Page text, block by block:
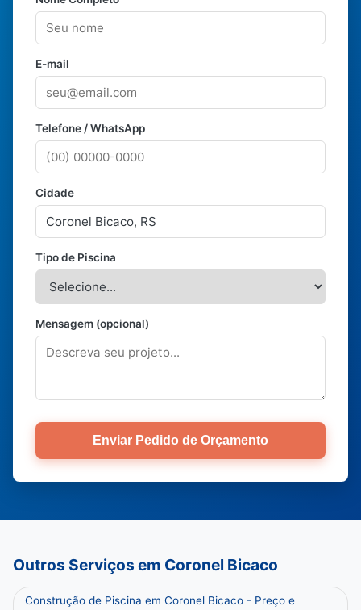
E-mail
Telefone / WhatsApp
Cidade
Tipo de Piscina
Mensagem (opcional)
Enviar Pedido de Orçamento
Outros Serviços em Coronel Bicaco
Construção de Piscina em Coronel Bicaco - Preço e